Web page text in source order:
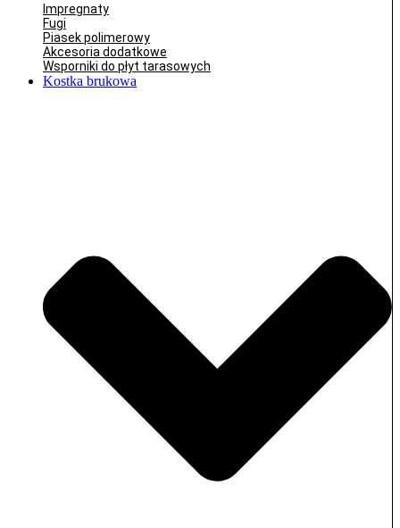
Impregnaty
Fugi
Piasek polimerowy
Akcesoria dodatkowe
Wsporniki do płyt tarasowych
Kostka brukowa